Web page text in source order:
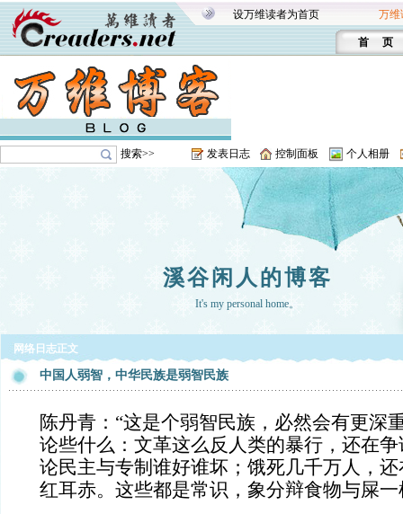
设万维读者为首页 万维
首 页
搜索>> 发表日志 控制面板 个人相册
溪谷闲人的博客
It's my personal home。
网络日志正文
中国人弱智，中华民族是弱智民族
陈丹青：“这是个弱智民族，必然会有更深
论些什么：文革这么反人类的暴行，还在
论民主与专制谁好谁坏；饿死几千万人，
红耳赤。这些都是常识，象分辩食物与屎一